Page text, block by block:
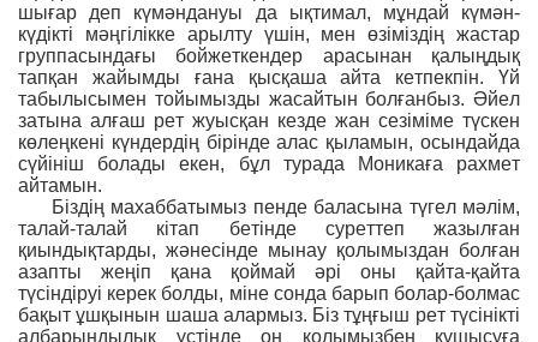
шығар деп күмəндануы да ықтимал, мұндай күмəн-
күдікті мəңгілікке арылту үшін, мен өзіміздің жастар
группасындағы бойжеткендер арасынан қалыңдық
тапқан жайымды ғана қысқаша айта кетпекпін. Үй
табылысымен тойымызды жасайтын болғанбыз. Əйел
затына алғаш рет жуысқан кезде жан сезіміме түскен
көлеңкені күндердің бірінде алас қыламын, осындайда
сүйініш болады екен, бұл турада Моникаға рахмет
айтамын.
Біздің махаббатымыз пенде баласына түгел мəлім,
талай-талай кітап бетінде суреттеп жазылған
қиындықтарды, жəнесінде мынау қолымыздан болған
азапты жеңіп қана қоймай əрі оны қайта-қайта
түсіндіруі керек болды, міне сонда барып болар-болмас
бақыт ұшқынын шаша алармыз. Біз тұңғыш рет түсінікті
албарындылық үстінде оң қолымызбен құшысуға